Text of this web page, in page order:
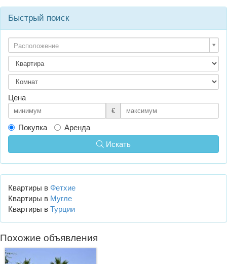
Быстрый поиск
Расположение
Цена
€
Покупка
Аренда
Искать
Квартиры в Фетхие
Квартиры в Мугле
Квартиры в Турции
Похожие объявления